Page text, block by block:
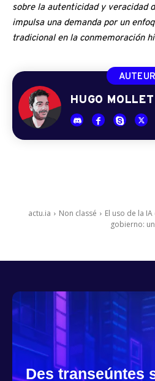
sobre la autenticidad y veracidad
impulsa una demanda por un
tradicional en la conmemoración
AUTEUR
HUGO MOLLET
actu.ia Non classé
El uso de la
gobierno:
Des transeúntes